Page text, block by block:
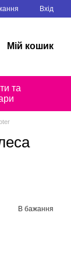
Вхід
Мій кошик
та
В бажання